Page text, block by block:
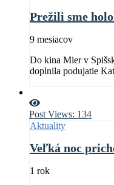
Prežili sme
9 mesiacov
Do kina Mier v
doplnila podujatie
Post Views: 134
Aktuality
Veľká noc
1 rok